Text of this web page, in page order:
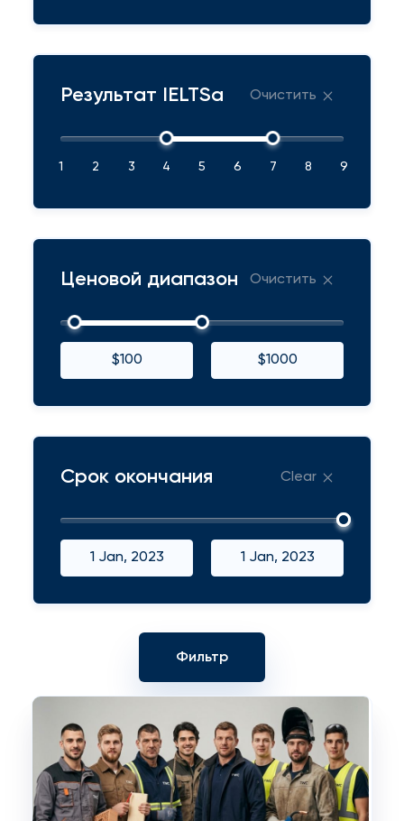
Результат IELTSа Очистить
1 2 3 4 5 6 7 8 9
Ценовой диапазон Очистить
$100 $1000
Срок окончания Clear
1 Jan, 2023 1 Jan, 2023